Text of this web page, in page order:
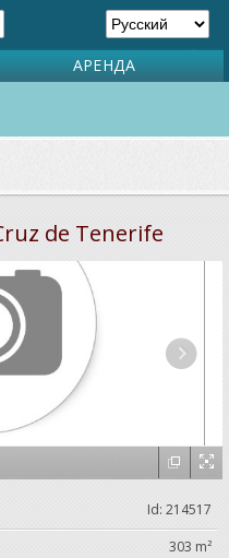
АРЕНДА
de Tenerife
Id: 214517
303 m²